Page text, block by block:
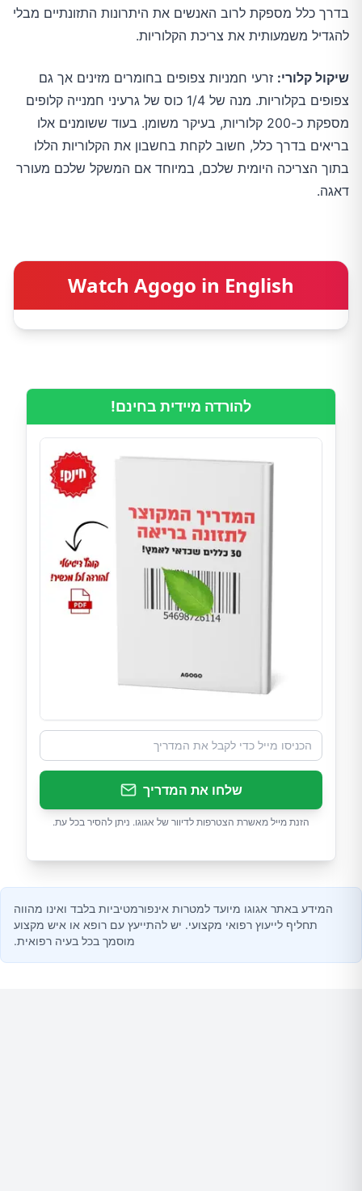
בדרך כלל מספקת לרוב האנשים את היתרונות התזונתיים מבלי
להגדיל משמעותית את צריכת הקלוריות.
שיקול קלורי: זרעי חמניות צפופים בחומרים מזינים אך גם
צפופים בקלוריות. מנה של 1/4 כוס של גרעיני חמנייה קלופים
מספקת כ-200 קלוריות, בעיקר משומן. בעוד ששומנים אלו
בריאים בדרך כלל, חשוב לקחת בחשבון את הקלוריות הללו
בתוך הצריכה היומית שלכם, במיוחד אם המשקל שלכם מעורר
דאגה.
Watch Agogo in English
להורדה מיידית בחינם!
שלחו את המדריך
הזנת מייל מאשרת הצטרפות לדיוור של אגוגו. ניתן להסיר בכל עת.
המידע באתר אגוגו מיועד למטרות אינפורמטיביות בלבד ואינו מהווה
תחליף לייעוץ רפואי מקצועי. יש להתייעץ עם רופא או איש מקצוע
מוסמך בכל בעיה רפואית.